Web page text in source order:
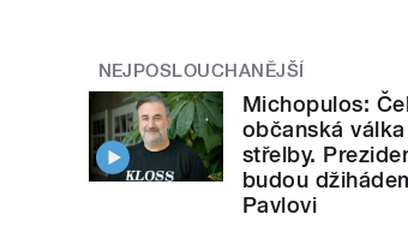
NEJPOSLOUCHANĚJŠÍ
Michopulos:
občanská
střelby.
budou
Pavlovi